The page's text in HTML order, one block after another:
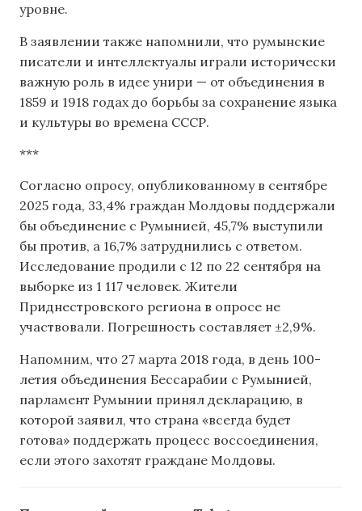
уровне.
В заявлении также напомнили, что румынские
писатели и интеллектуалы играли исторически
важную роль в идее унири — от объединения в
1859 и 1918 годах до борьбы за сохранение языка
и культуры во времена СССР.
***
Согласно опросу, опубликованному в сентябре
2025 года, 33,4% граждан Молдовы поддержали
бы объединение с Румынией, 45,7% выступили
бы против, а 16,7% затруднились с ответом.
Исследование продили с 12 по 22 сентября на
выборке из 1 117 человек. Жители
Приднестровского региона в опросе не
участвовали. Погрешность составляет ±2,9%.
Напомним, что 27 марта 2018 года, в день 100-
летия объединения Бессарабии с Румынией,
парламент Румынии принял декларацию, в
которой заявил, что страна «всегда будет
готова» поддержать процесс воссоединения,
если этого захотят граждане Молдовы.